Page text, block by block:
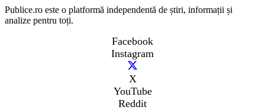
Publice.ro este o platformă independentă de știri, informații și
analize pentru toți.
Facebook
Instagram
X
YouTube
Reddit